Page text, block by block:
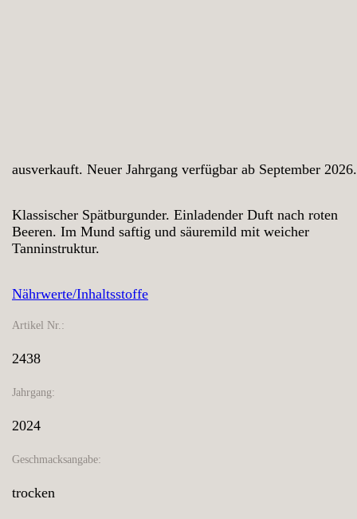
ausverkauft. Neuer Jahrgang verfügbar ab September 2026.
Klassischer Spätburgunder. Einladender Duft nach roten
Beeren. Im Mund saftig und säuremild mit weicher
Tanninstruktur.
Nährwerte/Inhaltsstoffe
Artikel Nr.:
2438
Jahrgang:
2024
Geschmacksangabe:
trocken